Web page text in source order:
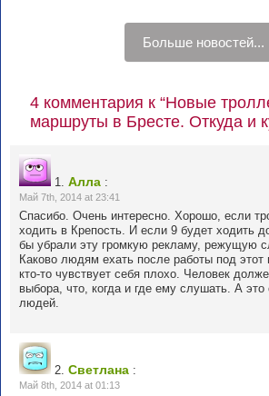
Больше новостей...
4 комментария к “Новые
маршруты в Бресте. Откуда и
1. Алла :
Май 7th, 2014 at 23:41
Спасибо. Очень интересно. Хорошо, если
ходить в Крепость. И если 9 будет ходить
бы убрали эту громкую рекламу, режущую
Каково людям ехать после работы под этот
кто-то чувствует себя плохо. Человек
выбора, что, когда и где ему слушать. А
людей.
2. Светлана :
Май 8th, 2014 at 01:13